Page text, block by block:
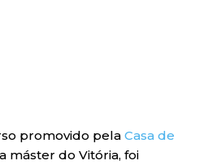
promovido pela Casa de
máster do Vitória, foi